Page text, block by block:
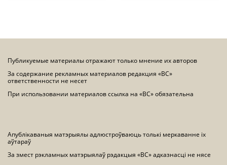
Публикуемые материалы отражают только мнение их авторов
За содержание рекламных материалов редакция «ВС»
ответственности не несет
При использовании материалов ссылка на «ВС» обязательна
Апублікаваныя матэрыялы адлюстроўваюць толькі меркаванне іх
аўтараў
За змест рэкламных матэрыялаў рэдакцыя «ВС» адказнасці не нясе